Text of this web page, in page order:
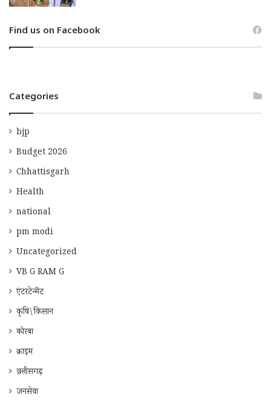
Find us on Facebook
Categories
bjp
Budget 2026
Chhattisgarh
Health
national
pm modi
Uncategorized
VB G RAM G
एंटरटेन्मेंट
कृषि\किसान
कोरबा
क्राइम
छत्तीसगढ़
जनसेवा